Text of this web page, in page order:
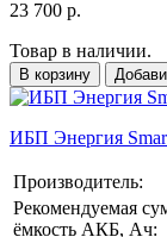
23 700 р.
Товар в наличии.
В корзину
ИБП Энергия
Производитель:
Рекомендуемая
ёмкость АКБ, Ач: